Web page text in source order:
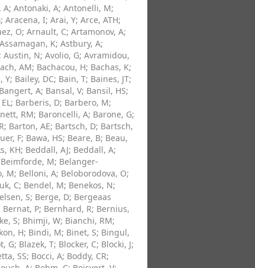
A; Antonaki, A; Antonelli, M;
; Aracena, I; Arai, Y; Arce, ATH;
O; Arnault, C; Artamonov, A;
Assamagan, K; Astbury, A;
; Austin, N; Avolio, G; Avramidou,
AM; Bachacou, H; Bachas, K;
Y; Bailey, DC; Bain, T; Baines, JT;
Bangert, A; Bansal, V; Bansil, HS;
; Barberis, D; Barbero, M;
RM; Baroncelli, A; Barone, G;
; Barton, AE; Bartsch, D; Bartsch,
F; Bawa, HS; Beare, B; Beau,
KH; Beddall, AJ; Beddall, A;
Beimforde, M; Belanger-
M; Belloni, A; Beloborodova, O;
C; Bendel, M; Benekos, N;
S; Berge, D; Bergeaas
Bernat, P; Bernhard, R; Bernius,
S; Bhimji, W; Bianchi, RM;
H; Bindi, M; Binet, S; Bingul,
G; Blazek, T; Blocker, C; Blocki, J;
SS; Bocci, A; Boddy, CR;